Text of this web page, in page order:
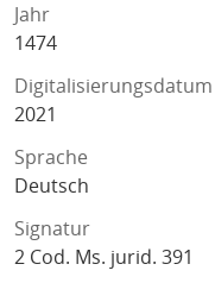
Jahr
1474
Digitalisierungsdatum
2021
Sprache
Deutsch
Signatur
2 Cod. Ms. jurid. 391